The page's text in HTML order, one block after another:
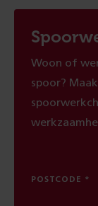
Woon of
spoor?
POSTCODE